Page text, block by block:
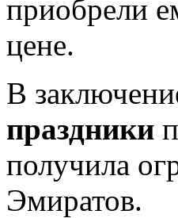
приобрели
цене.
В
праздники
получила
Эмиратов.